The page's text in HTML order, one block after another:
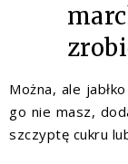
Można, ale
go nie masz,
szczyptę cukru